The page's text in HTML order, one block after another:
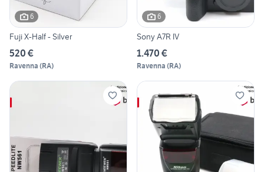
6
Fuji X-Half - Silver
520 €
Ravenna (RA)
6
Sony A7R IV
1.470 €
Ravenna (RA)